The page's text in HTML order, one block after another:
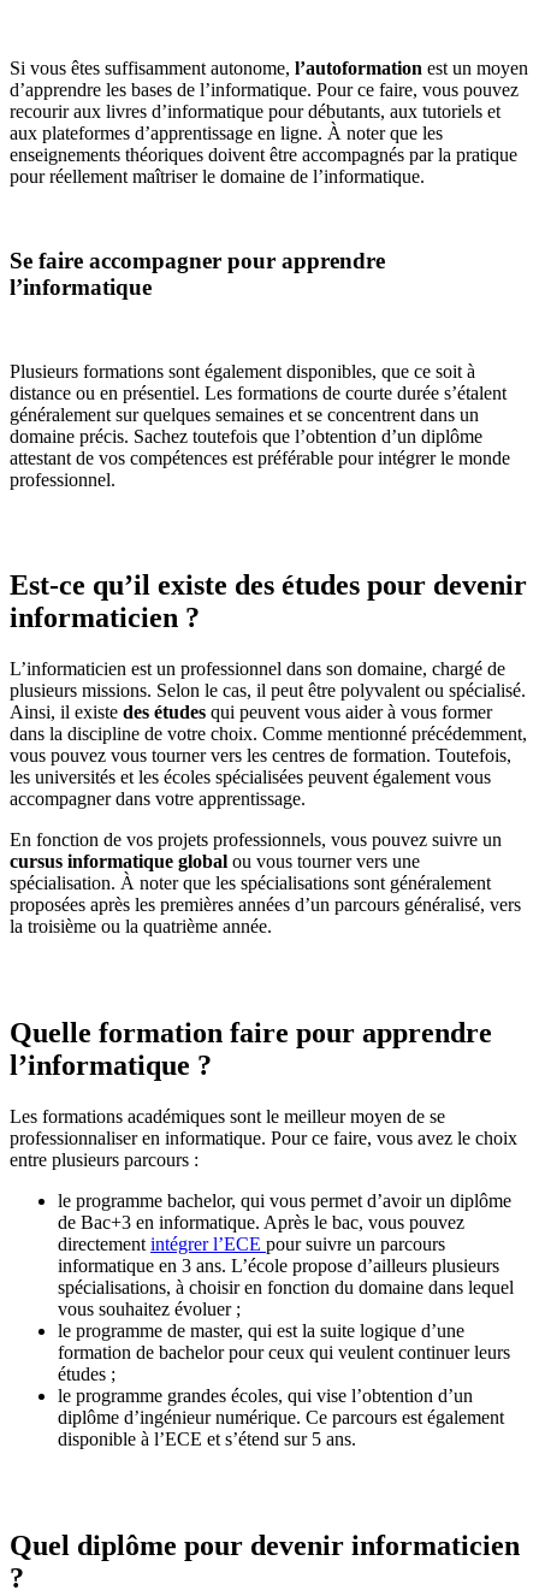
Si vous êtes suffisamment autonome, l’autoformation est un moyen
d’apprendre les bases de l’informatique. Pour ce faire, vous pouvez
recourir aux livres d’informatique pour débutants, aux tutoriels et
aux plateformes d’apprentissage en ligne. À noter que les
enseignements théoriques doivent être accompagnés par la pratique
pour réellement maîtriser le domaine de l’informatique.
Se faire accompagner pour apprendre
l’informatique
Plusieurs formations sont également disponibles, que ce soit à
distance ou en présentiel. Les formations de courte durée s’étalent
généralement sur quelques semaines et se concentrent dans un
domaine précis. Sachez toutefois que l’obtention d’un diplôme
attestant de vos compétences est préférable pour intégrer le monde
professionnel.
Est-ce qu’il existe des études pour devenir
informaticien ?
L’informaticien est un professionnel dans son domaine, chargé de
plusieurs missions. Selon le cas, il peut être polyvalent ou spécialisé.
Ainsi, il existe des études qui peuvent vous aider à vous former
dans la discipline de votre choix. Comme mentionné précédemment,
vous pouvez vous tourner vers les centres de formation. Toutefois,
les universités et les écoles spécialisées peuvent également vous
accompagner dans votre apprentissage.
En fonction de vos projets professionnels, vous pouvez suivre un
cursus informatique global ou vous tourner vers une
spécialisation. À noter que les spécialisations sont généralement
proposées après les premières années d’un parcours généralisé, vers
la troisième ou la quatrième année.
Quelle formation faire pour apprendre
l’informatique ?
Les formations académiques sont le meilleur moyen de se
professionnaliser en informatique. Pour ce faire, vous avez le choix
entre plusieurs parcours :
le programme bachelor, qui vous permet d’avoir un diplôme
de Bac+3 en informatique. Après le bac, vous pouvez
directement intégrer l’ECE pour suivre un parcours
informatique en 3 ans. L’école propose d’ailleurs plusieurs
spécialisations, à choisir en fonction du domaine dans lequel
vous souhaitez évoluer ;
le programme de master, qui est la suite logique d’une
formation de bachelor pour ceux qui veulent continuer leurs
études ;
le programme grandes écoles, qui vise l’obtention d’un
diplôme d’ingénieur numérique. Ce parcours est également
disponible à l’ECE et s’étend sur 5 ans.
Quel diplôme pour devenir informaticien
?